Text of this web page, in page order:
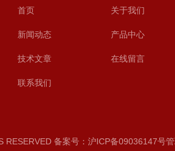
首页 关于我们
新闻动态 产品中心
技术文章 在线留言
联系我们
RESERVED 备案号：沪ICP备09036147号